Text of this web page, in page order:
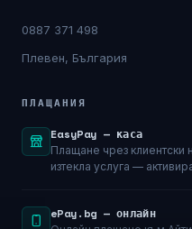
0887 371 498
Плевен, България
ПЛАЩАНИЯ
EasyPay — каса
Плащане чрез клиентски
изтекла услуга —
ePay.bg — онлайн